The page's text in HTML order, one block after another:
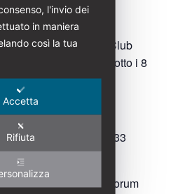
Liberty e Touring Club
per ragazzi/e sotto i 8
Broggi
| (+39) 333
di un quorum
l'invio dei
in maniera
così la tua
Accetta
Rifiuta